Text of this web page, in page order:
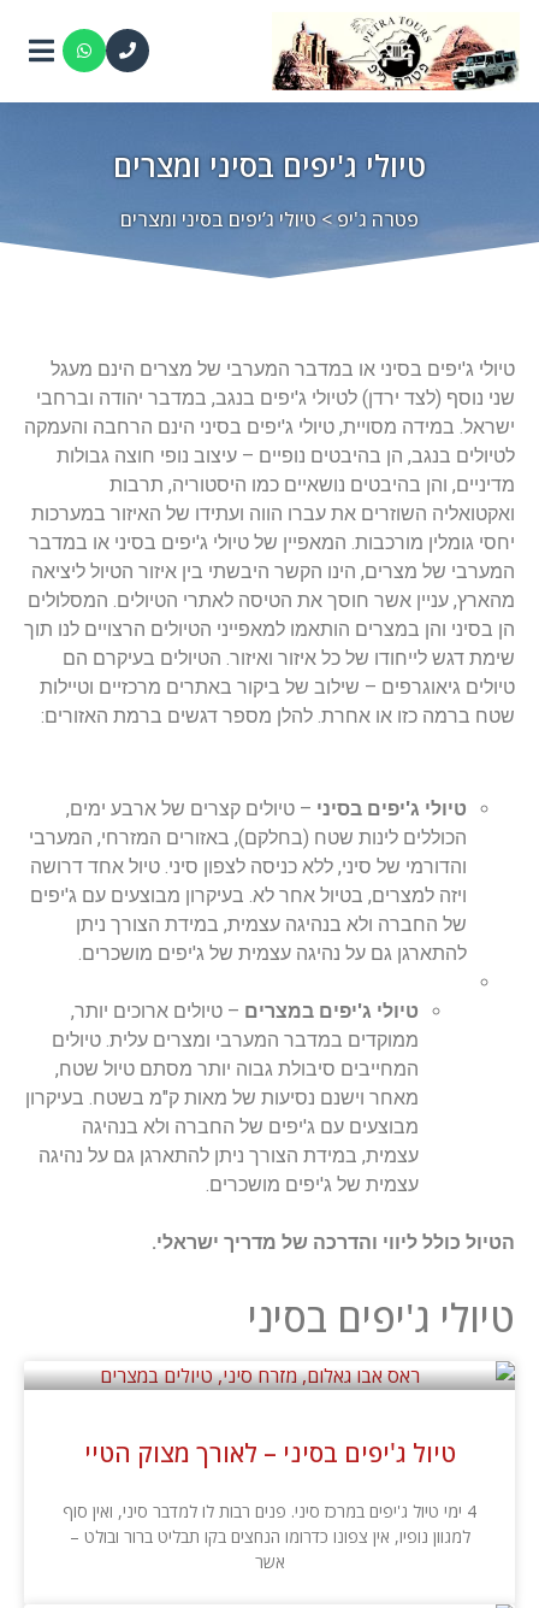
טיולי ג'יפים בסיני ומצרים
פטרה ג'יפ>טיולי ג’יפים בסיני ומצרים
טיולי ג'יפים בסיני או במדבר המערבי של מצרים הינם מעגל
שני נוסף (לצד ירדן) לטיולי ג'יפים בנגב, במדבר יהודה וברחבי
ישראל. במידה מסויית, טיולי ג'יפים בסיני הינם הרחבה והעמקה
לטיולים בנגב, הן בהיבטים נופיים – עיצוב נופי חוצה גבולות
מדיניים, והן בהיבטים נושאיים כמו היסטוריה, תרבות
ואקטואליה השוזרים את עברו הווה ועתידו של האיזור במערכות
יחסי גומלין מורכבות. המאפיין של טיולי ג'יפים בסיני או במדבר
המערבי של מצרים, הינו הקשר היבשתי בין איזור הטיול ליציאה
מהארץ, עניין אשר חוסך את הטיסה לאתרי הטיולים. המסלולים
הן בסיני והן במצרים הותאמו למאפייני הטיולים הרצויים לנו תוך
שימת דגש לייחודו של כל איזור ואיזור. הטיולים בעיקרם הם
טיולים גיאוגרפים – שילוב של ביקור באתרים מרכזיים וטיילות
שטח ברמה כזו או אחרת. להלן מספר דגשים ברמת האזורים:
טיולי ג'יפים בסיני – טיולים קצרים של ארבע ימים,
הכוללים לינות שטח (בחלקם), באזורים המזרחי, המערבי
והדורמי של סיני, ללא כניסה לצפון סיני. טיול אחד דרושה
ויזה למצרים, בטיול אחר לא. בעיקרון מבוצעים עם ג'יפים
של החברה ולא בנהיגה עצמית, במידת הצורך ניתן
להתארגן גם על נהיגה עצמית של ג'יפים מושכרים.
טיולי ג'יפים במצרים – טיולים ארוכים יותר,
ממוקדים במדבר המערבי ומצרים עלית. טיולים
המחייבים סיבולת גבוה יותר מסתם טיול שטח,
מאחר וישנם נסיעות של מאות ק"מ בשטח. בעיקרון
מבוצעים עם ג'יפים של החברה ולא בנהיגה
עצמית, במידת הצורך ניתן להתארגן גם על נהיגה
עצמית של ג'יפים מושכרים.
הטיול כולל ליווי והדרכה של מדריך ישראלי.
טיולי ג'יפים בסיני
טיול ג'יפים בסיני – לאורך מצוק הטיי
4 ימי טיול ג'יפים במרכז סיני. פנים רבות לו למדבר סיני, ואין סוף
למגוון נופיו, אין צפונו כדרומו הנחצים בקו תבליט ברור ובולט –
אשר